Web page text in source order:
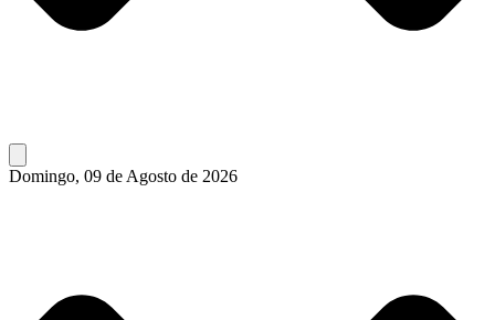
Domingo, 09 de Agosto de 2026